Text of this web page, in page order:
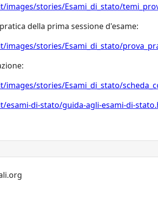
stories/Esami_di_stato/
della prima sessione d'esame:
stories/Esami_di_stato/
stories/Esami_di_stato/
esami-di-stato/guida-agli-esami-di-